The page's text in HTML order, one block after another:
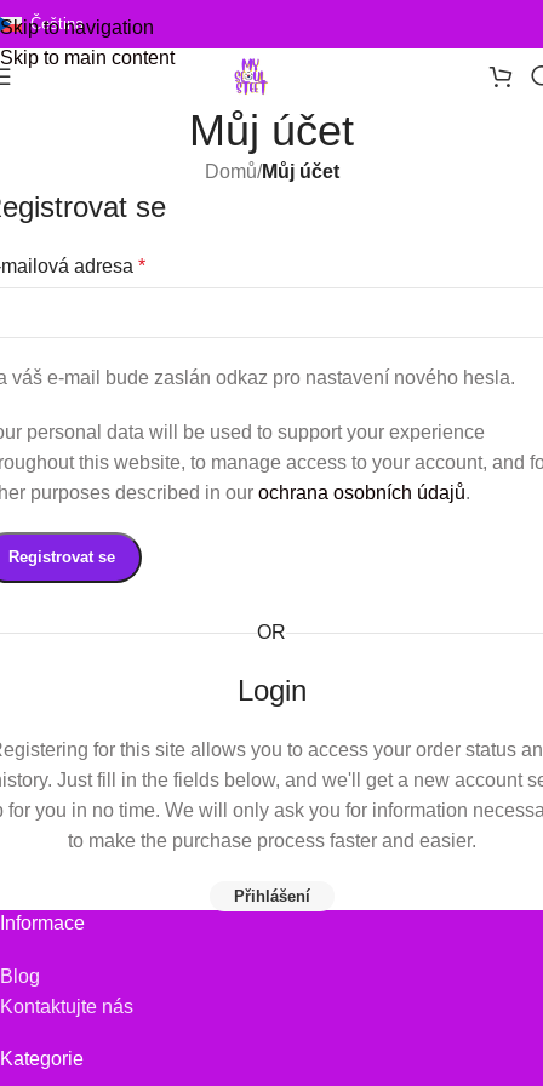
Skip to navigation
Skip to main content
Čeština
Můj účet
Domů/Můj účet
se
adresa *
váš e-mail bude zaslán odkaz pro nastavení nového hesla.
personal data will be used to support your experience
this website, to manage access to your account, and
purposes described in our ochrana osobních údajů.
Registrovat se
OR
Login
for this site allows you to access your order status
Just fill in the fields below, and we'll get a new account
for you in no time. We will only ask you for information
to make the purchase process faster and easier.
Přihlášení
Informace
Blog
Kontaktujte nás
Kategorie